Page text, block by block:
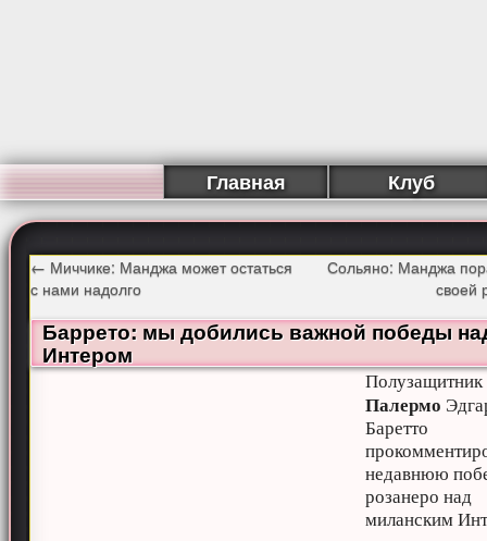
Главная Клуб
← Миччике: Манджа может остаться
с нами надолго
Сольяно: Манджа
своей
Баррето: мы добились важной победы
Интером
Полузащитник
Палермо
Баретто
недавнюю
розанеро над
миланским